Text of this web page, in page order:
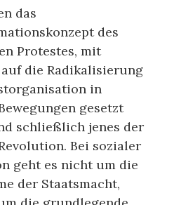
das
des
Protestes, mit
die Radikalisierung
in
gesetzt
schließlich jenes der
Bei sozialer
geht es nicht um die
der Staatsmacht,